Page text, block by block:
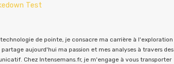
Test
de pointe, je consacre ma carrière à l'exploration
aujourd'hui ma passion et mes analyses à travers des
Chez Intensemans.fr, je m'engage à vous transporter